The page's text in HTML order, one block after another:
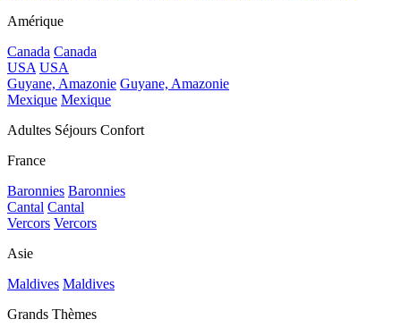
Amérique
Canada Canada
USA USA
Guyane, Amazonie Guyane, Amazonie
Mexique Mexique
Adultes Séjours Confort
France
Baronnies Baronnies
Cantal Cantal
Vercors Vercors
Asie
Maldives Maldives
Grands Thèmes